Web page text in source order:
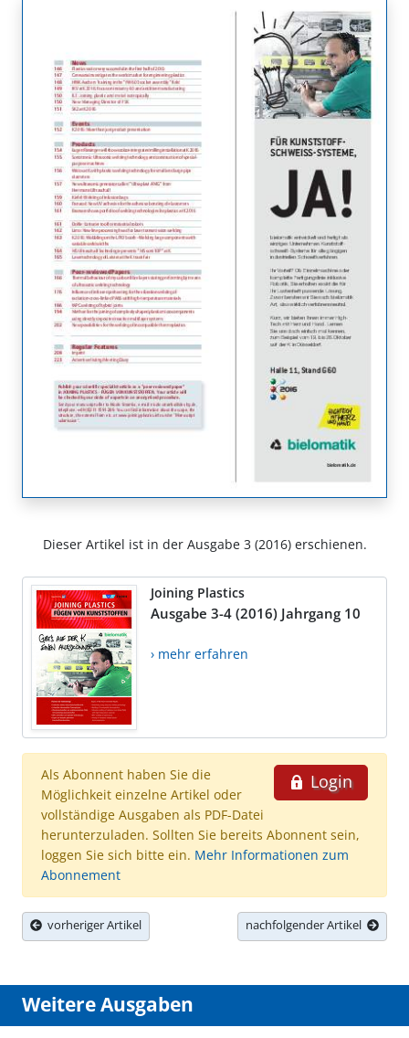
Dieser Artikel ist in der Ausgabe 3 (2016) erschienen.
Joining Plastics
Ausgabe 3-4 (2016) Jahrgang 10
› mehr erfahren
Login
Als Abonnent haben Sie die
Möglichkeit einzelne Artikel oder
vollständige Ausgaben als PDF-Datei
herunterzuladen. Sollten Sie bereits Abonnent sein,
loggen Sie sich bitte ein. Mehr Informationen zum
Abonnement
vorheriger Artikel nachfolgender Artikel
Weitere Ausgaben